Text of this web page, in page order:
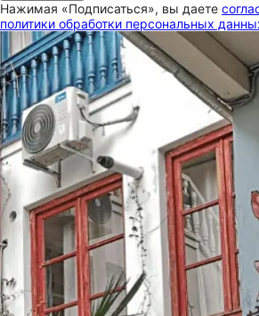
Нажимая «Подписаться», вы даете
политики обработки персональных